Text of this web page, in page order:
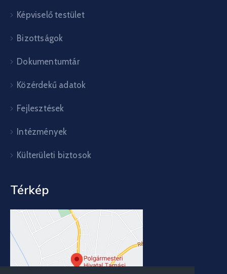
Képviselő testület
Bizottságok
Dokumentumtár
Közérdekű adatok
Fejlesztések
Intézmények
Külterületi biztosok
Térkép